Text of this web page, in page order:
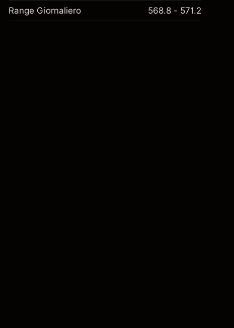
Range Giornaliero 568.8 - 571.2